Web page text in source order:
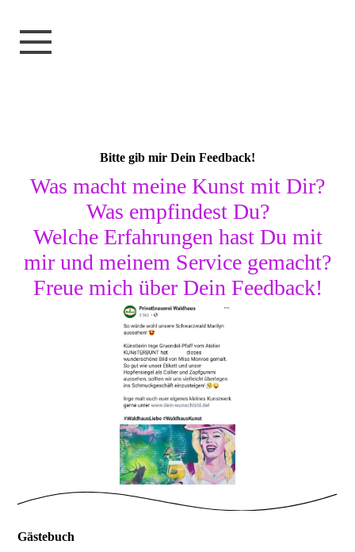
Bitte gib mir Dein Feedback!
Was macht meine Kunst mit Dir?
Was empfindest Du?
Welche Erfahrungen hast Du mit
mir und meinem Service gemacht?
Freue mich über Dein Feedback!
Gästebuch